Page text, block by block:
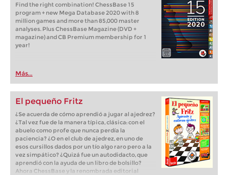
Find the right combination! ChessBase 15
program + new Mega Database 2020 with 8
million games and more than 85,000 master
analyses. Plus ChessBase Magazine (DVD +
magazine) and CB Premium membership for 1
year!
Más...
El pequeño Fritz
¿Se acuerda de cómo aprendió a jugar al ajedrez?
¿Tal vez fue de la manera típica, clásica: con el
abuelo como profe que nunca perdía la
paciencia? ¿O en el club de ajedrez, en uno de
esos cursillos dados por un tío algo raro pero a la
vez simpático? ¿Quizá fue un autodidacto, que
aprendió con la ayuda de un libro de bolsillo?
Ahora ChessBase y la renombrada editorial